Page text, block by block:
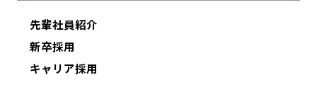
先輩社員紹介
新卒採用
キャリア採用